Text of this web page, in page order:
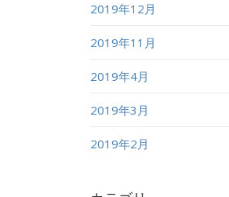
2019年12月
2019年11月
2019年4月
2019年3月
2019年2月